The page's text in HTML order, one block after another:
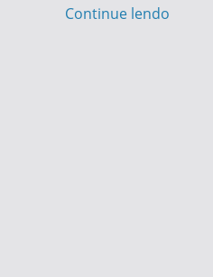
Continue lendo